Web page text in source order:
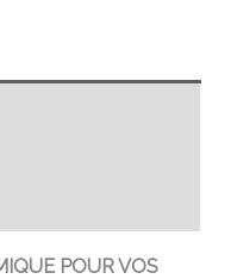
POUR VOS